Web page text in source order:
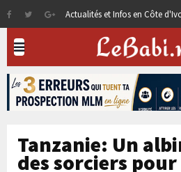
Actualités et Infos en Côte
Tanzanie: Un
des sorciers pour